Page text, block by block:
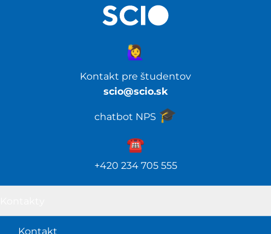
Kontakt pre študentov
scio@scio.sk
chatbot NPS 🎓️
🙋‍♀️
☎️️
+420 234 705 555
Kontakt